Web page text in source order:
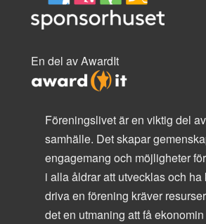
En del av AwardIt
Föreningslivet är en viktig del
samhälle. Det skapar
engagemang och möjligheter
i alla åldrar att utvecklas och ha
driva en förening kräver
det en utmaning att få